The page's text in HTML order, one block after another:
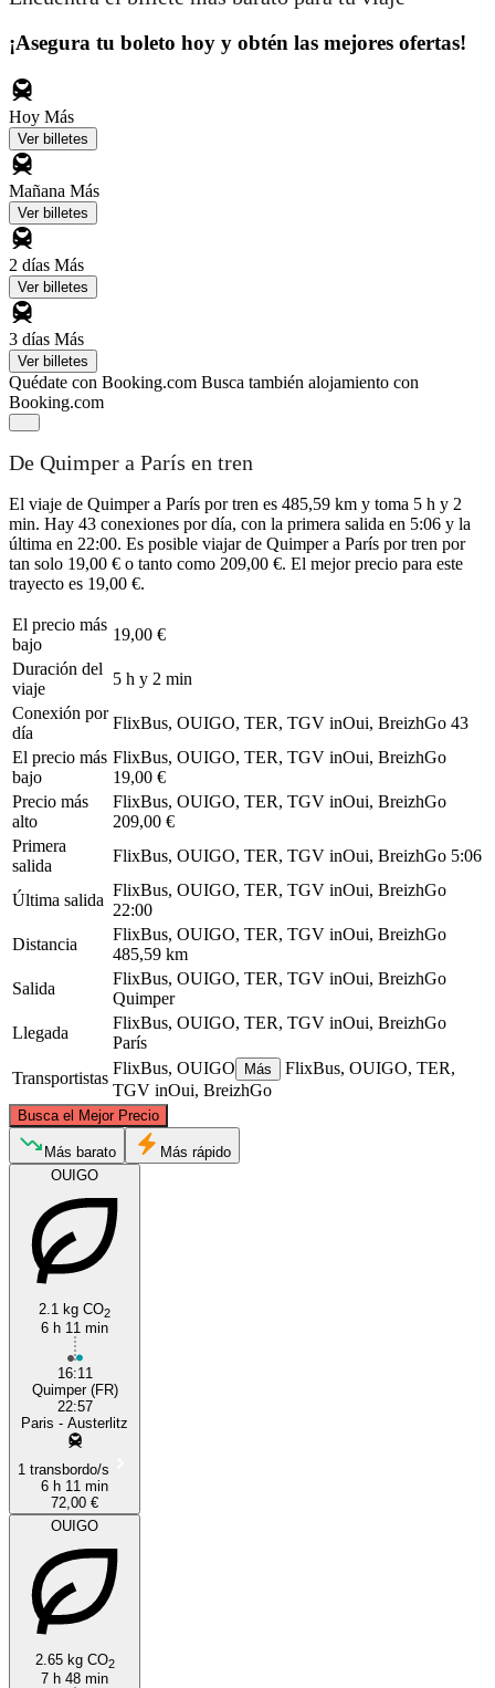
¡Asegura tu boleto hoy y obtén las mejores ofertas!
Hoy Más
Ver billetes
Mañana Más
Ver billetes
2 días Más
Ver billetes
3 días Más
Ver billetes
Quédate con Booking.com Busca también alojamiento con
Booking.com
De Quimper a París en tren
El viaje de Quimper a París por tren es 485,59 km y toma 5 h y 2
min. Hay 43 conexiones por día, con la primera salida en 5:06 y la
última en 22:00. Es posible viajar de Quimper a París por tren por
tan solo 19,00 € o tanto como 209,00 €. El mejor precio para este
trayecto es 19,00 €.
El precio más
bajo
19,00 €
Duración del
viaje
5 h y 2 min
Conexión por
día
FlixBus, OUIGO, TER, TGV inOui, BreizhGo 43
El precio más
bajo
FlixBus, OUIGO, TER, TGV inOui, BreizhGo
19,00 €
Precio más
alto
FlixBus, OUIGO, TER, TGV inOui, BreizhGo
209,00 €
Primera
salida
FlixBus, OUIGO, TER, TGV inOui, BreizhGo 5:06
Última salida
FlixBus, OUIGO, TER, TGV inOui, BreizhGo
22:00
Distancia
FlixBus, OUIGO, TER, TGV inOui, BreizhGo
485,59 km
Salida
FlixBus, OUIGO, TER, TGV inOui, BreizhGo
Quimper
Llegada
FlixBus, OUIGO, TER, TGV inOui, BreizhGo
París
Transportistas
FlixBus, OUIGO Más
FlixBus, OUIGO, TER,
TGV inOui, BreizhGo
Busca el Mejor Precio
©CARTO
Más barato
Más rápido
OUIGO
2.1 kg CO2
6 h 11 min
16:11
Quimper (FR)
22:57
Paris - Austerlitz
1 transbordo/s
6 h 11 min
72,00 €
OUIGO
2.65 kg CO2
7 h 48 min